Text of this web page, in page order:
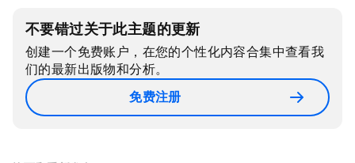
不要错过关于此主题的更新
创建一个免费账户，在您的个性化内容合集中查看我
们的最新出版物和分析。
免费注册